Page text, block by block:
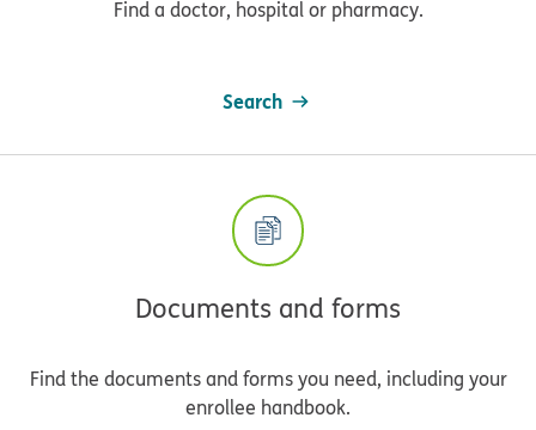
Find a doctor, hospital or pharmacy.
Search
Documents and forms
Find the documents and forms you need, including your
enrollee handbook.